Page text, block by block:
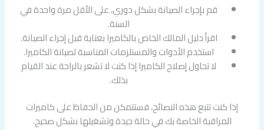
قم بإجراء الصيانة بشكل دوري، على الأقل مرة واحدة في
السنة.
اقرأ دليل المالك الخاص بالكاميرا بعناية قبل إجراء الصيانة.
استخدم الأدوات والمستلزمات المناسبة لصيانة الكاميرا.
لا تحاول إصلاح الكاميرا إذا كنت لا تشعر بالراحة عند القيام
بذلك.
إذا كنت تتبع هذه النصائح، فستتمكن من الحفاظ على كاميرات
المراقبة الخاصة بك في حالة جيدة وتشغيلها بشكل صحيح.